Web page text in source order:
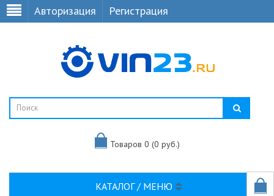
Авторизация Регистрация
Товаров 0 (0 руб.)
КАТАЛОГ / МЕНЮ